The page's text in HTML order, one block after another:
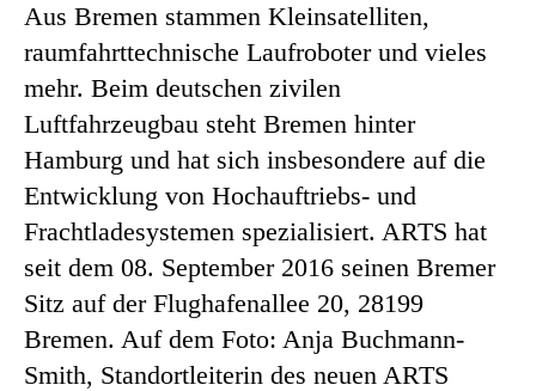
Aus Bremen stammen Kleinsatelliten,
raumfahrttechnische Laufroboter und vieles
mehr. Beim deutschen zivilen
Luftfahrzeugbau steht Bremen hinter
Hamburg und hat sich insbesondere auf die
Entwicklung von Hochauftriebs- und
Frachtladesystemen spezialisiert. ARTS hat
seit dem 08. September 2016 seinen Bremer
Sitz auf der Flughafenallee 20, 28199
Bremen. Auf dem Foto: Anja Buchmann-
Smith, Standortleiterin des neuen ARTS